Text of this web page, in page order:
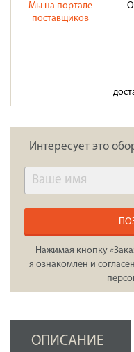
Мы на портале
поставщиков
Интересует это
Нажимая кнопку
я ознакомлен и
ОПИСАНИЕ